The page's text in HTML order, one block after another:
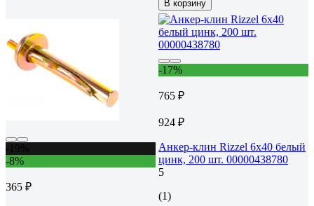
В корзину
-8%
365 ₽
-17%
765 ₽
924 ₽
Анкер-клин Rizzel 6x40 белый
цинк, 200 шт. 00000438780
5
(1)